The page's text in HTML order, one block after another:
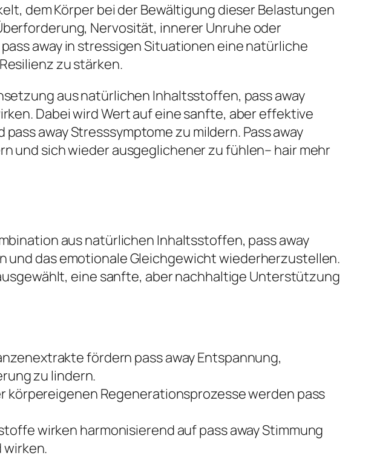
dem Körper bei der Bewältigung dieser Belastungen
Nervosität, innerer Unruhe oder
away in stressigen Situationen eine natürliche
zu stärken.
aus natürlichen Inhaltsstoffen, pass away
Dabei wird Wert auf eine sanfte, aber effektive
away Stresssymptome zu mildern. Pass away
und sich wieder ausgeglichener zu fühlen– hair mehr
aus natürlichen Inhaltsstoffen, pass away
und das emotionale Gleichgewicht wiederherzustellen.
eine sanfte, aber nachhaltige Unterstützung
fördern pass away Entspannung,
zu lindern.
körpereigenen Regenerationsprozesse werden pass
wirken harmonisierend auf pass away Stimmung